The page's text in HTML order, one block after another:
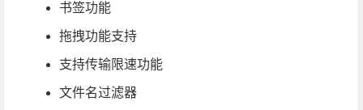
书签功能
拖拽功能支持
支持传输限速功能
文件名过滤器